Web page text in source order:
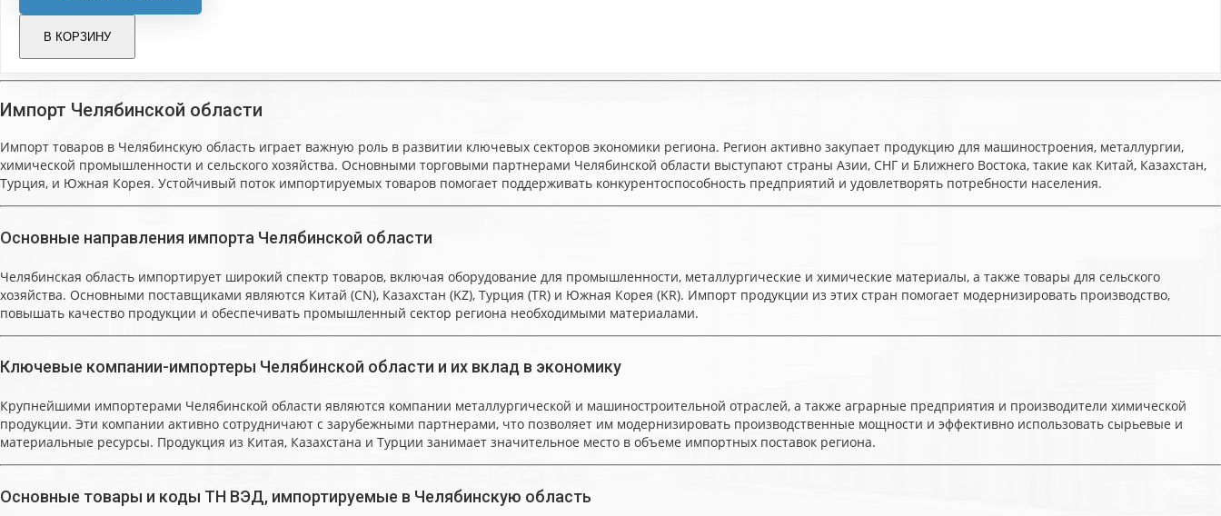
В КОРЗИНУ
Импорт Челябинской области
Импорт товаров в Челябинскую область играет важную роль в развитии ключевых секторов экономики региона. Регион активно закупает продукцию для машиностроения, металлургии,
химической промышленности и сельского хозяйства. Основными торговыми партнерами Челябинской области выступают страны Азии, СНГ и Ближнего Востока, такие как Китай, Казахстан,
Турция, и Южная Корея. Устойчивый поток импортируемых товаров помогает поддерживать конкурентоспособность предприятий и удовлетворять потребности населения.
Основные направления импорта Челябинской области
Челябинская область импортирует широкий спектр товаров, включая оборудование для промышленности, металлургические и химические материалы, а также товары для сельского
хозяйства. Основными поставщиками являются Китай (CN), Казахстан (KZ), Турция (TR) и Южная Корея (KR). Импорт продукции из этих стран помогает модернизировать производство,
повышать качество продукции и обеспечивать промышленный сектор региона необходимыми материалами.
Ключевые компании-импортеры Челябинской области и их вклад в экономику
Крупнейшими импортерами Челябинской области являются компании металлургической и машиностроительной отраслей, а также аграрные предприятия и производители химической
продукции. Эти компании активно сотрудничают с зарубежными партнерами, что позволяет им модернизировать производственные мощности и эффективно использовать сырьевые и
материальные ресурсы. Продукция из Китая, Казахстана и Турции занимает значительное место в объеме импортных поставок региона.
Основные товары и коды ТН ВЭД, импортируемые в Челябинскую область